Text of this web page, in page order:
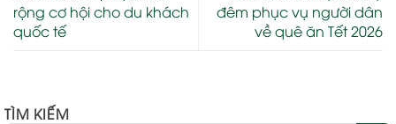
rộng cơ hội cho du khách
quốc tế
đêm phục vụ người dân
về quê ăn Tết 2026
TÌM KIẾM